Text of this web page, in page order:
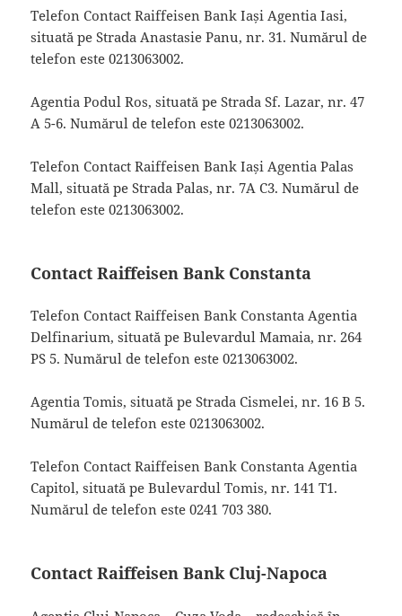
Telefon Contact Raiffeisen Bank Iași Agentia Iasi,
situată pe Strada Anastasie Panu, nr. 31. Numărul de
telefon este 0213063002.
Agentia Podul Ros, situată pe Strada Sf. Lazar, nr. 47
A 5-6. Numărul de telefon este 0213063002.
Telefon Contact Raiffeisen Bank Iași Agentia Palas
Mall, situată pe Strada Palas, nr. 7A C3. Numărul de
telefon este 0213063002.
Contact Raiffeisen Bank Constanta
Telefon Contact Raiffeisen Bank Constanta Agentia
Delfinarium, situată pe Bulevardul Mamaia, nr. 264
PS 5. Numărul de telefon este 0213063002.
Agentia Tomis, situată pe Strada Cismelei, nr. 16 B 5.
Numărul de telefon este 0213063002.
Telefon Contact Raiffeisen Bank Constanta Agentia
Capitol, situată pe Bulevardul Tomis, nr. 141 T1.
Numărul de telefon este 0241 703 380.
Contact Raiffeisen Bank Cluj-Napoca